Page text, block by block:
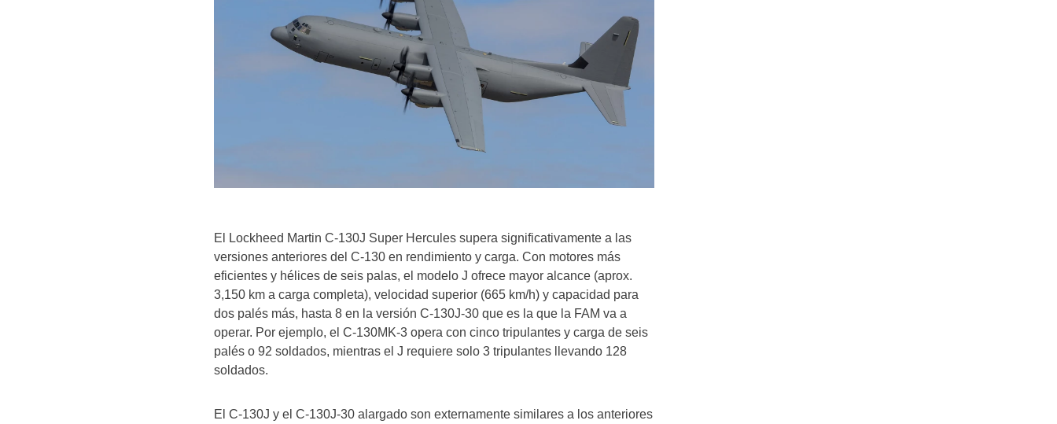
El Lockheed Martin C-130J Super Hercules supera significativamente a las
versiones anteriores del C-130 en rendimiento y carga. Con motores más
eficientes y hélices de seis palas, el modelo J ofrece mayor alcance (aprox.
3,150 km a carga completa), velocidad superior (665 km/h) y capacidad para
dos palés más, hasta 8 en la versión C-130J-30 que es la que la FAM va a
operar. Por ejemplo, el C-130MK-3 opera con cinco tripulantes y carga de seis
palés o 92 soldados, mientras el J requiere solo 3 tripulantes llevando 128
soldados.
El C-130J y el C-130J-30 alargado son externamente similares a los anteriores